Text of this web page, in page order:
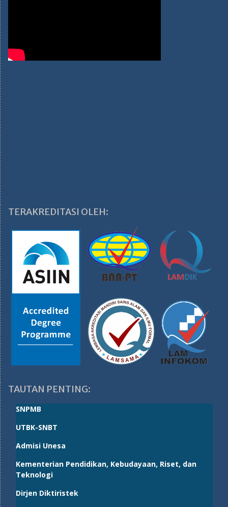
TERAKREDITASI OLEH:
TAUTAN PENTING:
SNPMB
UTBK-SNBT
Admisi Unesa
Kementerian Pendidikan, Kebudayaan, Riset, dan
Teknologi
Dirjen Diktiristek